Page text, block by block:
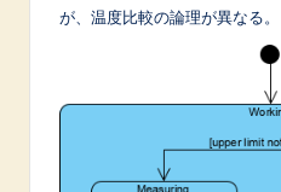
が、温度比較の論理が異なる。